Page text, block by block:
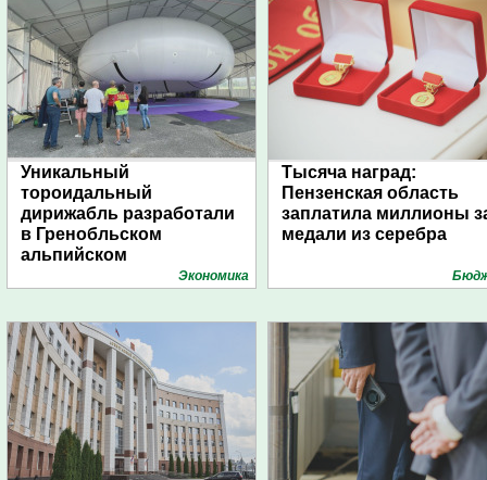
Уникальный
тороидальный
дирижабль разработали
в Гренобльском
альпийском
Экономика
Тысяча наград:
Пензенская область
заплатила миллионы
медали из серебра